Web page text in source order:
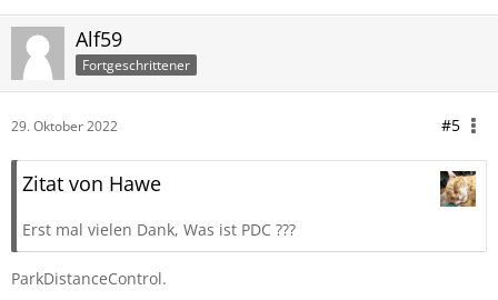
Alf59
Fortgeschrittener
29. Oktober 2022 #5
Zitat von Hawe
Erst mal vielen Dank, Was ist PDC ???
ParkDistanceControl.